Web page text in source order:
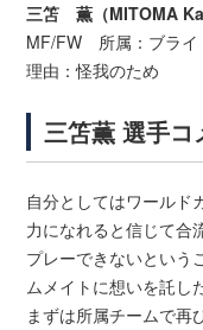
三笘 薫（MITOMA
MF/FW 所属：ブライ
理由：怪我のため
三笘薫 選手コ
自分としてはワールド
力になれると信じて合
プレーできないという
ムメイトに想いを託し
まずは所属チームで再